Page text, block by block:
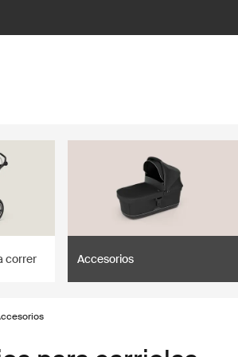
correr Accesorios